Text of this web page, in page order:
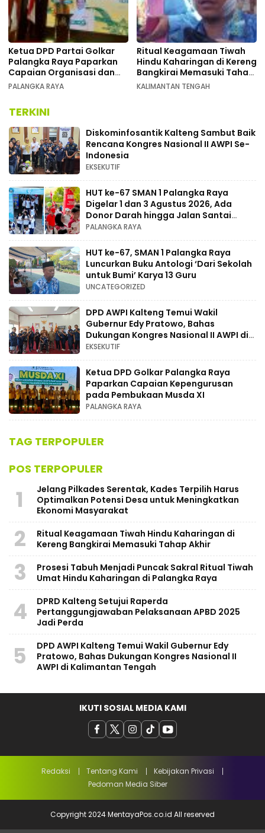
Ketua DPD Partai Golkar
Palangka Raya Paparkan
Capaian Organisasi dan
Kemenangan Pemilu pada
PALANGKA RAYA
Ritual Keagamaan Tiwah
Hindu Kaharingan di Kereng
Bangkirai Memasuki Tahap
Akhir
KALIMANTAN TENGAH
TERKINI
Diskominfosantik Kalteng Sambut Baik
Rencana Kongres Nasional II AWPI Se-
Indonesia
EKSEKUTIF
HUT ke-67 SMAN 1 Palangka Raya
Digelar 1 dan 3 Agustus 2026, Ada
Donor Darah hingga Jalan Santai
Berhadiah Doorprize
PALANGKA RAYA
HUT ke-67, SMAN 1 Palangka Raya
Luncurkan Buku Antologi ‘Dari Sekolah
untuk Bumi’ Karya 13 Guru
UNCATEGORIZED
DPD AWPI Kalteng Temui Wakil
Gubernur Edy Pratowo, Bahas
Dukungan Kongres Nasional II AWPI di
Kalimantan Tengah
EKSEKUTIF
Ketua DPD Golkar Palangka Raya
Paparkan Capaian Kepengurusan
pada Pembukaan Musda XI
PALANGKA RAYA
TAG TERPOPULER
POS TERPOPULER
1
Jelang Pilkades Serentak, Kades Terpilih Harus
Optimalkan Potensi Desa untuk Meningkatkan
Ekonomi Masyarakat
2
Ritual Keagamaan Tiwah Hindu Kaharingan di
Kereng Bangkirai Memasuki Tahap Akhir
3
Prosesi Tabuh Menjadi Puncak Sakral Ritual Tiwah
Umat Hindu Kaharingan di Palangka Raya
4
​DPRD Kalteng Setujui Raperda
Pertanggungjawaban Pelaksanaan APBD 2025
Jadi Perda
5
DPD AWPI Kalteng Temui Wakil Gubernur Edy
Pratowo, Bahas Dukungan Kongres Nasional II
AWPI di Kalimantan Tengah
IKUTI SOSIAL MEDIA KAMI
Redaksi Tentang Kami
Kebijakan Privasi
Pedoman Media Siber
Copyright 2024 MentayaPos.co.id All reserved